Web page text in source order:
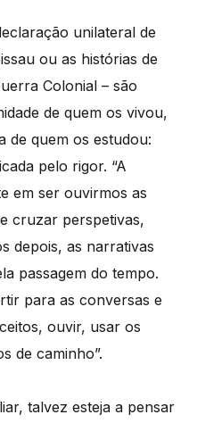
unilateral de
ou as histórias de
Colonial – são
de quem os vivou,
de quem os estudou:
pelo rigor. “A
em ser ouvirmos as
cruzar perspetivas,
depois, as narrativas
passagem do tempo.
para as conversas e
ouvir, usar os
de caminho”.
talvez esteja a pensar